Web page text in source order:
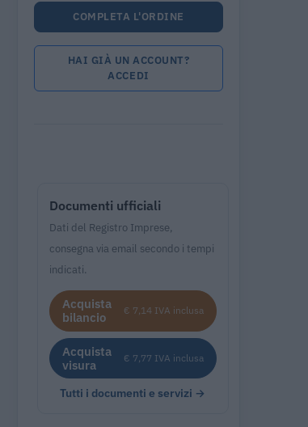
COMPLETA L'ORDINE
HAI GIÀ UN ACCOUNT?
ACCEDI
Documenti ufficiali
Dati del Registro Imprese,
consegna via email secondo i tempi
indicati.
Acquista
bilancio
€ 7,14 IVA inclusa
Acquista
visura
€ 7,77 IVA inclusa
Tutti i documenti e servizi →